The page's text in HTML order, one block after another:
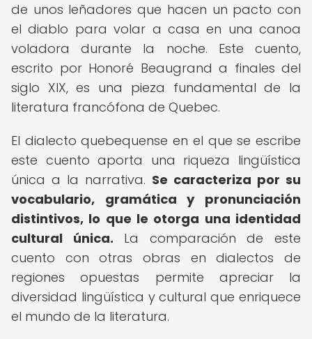
de unos leñadores que hacen un pacto con
el diablo para volar a casa en una canoa
voladora durante la noche. Este cuento,
escrito por Honoré Beaugrand a finales del
siglo XIX, es una pieza fundamental de la
literatura francófona de Quebec.
El dialecto quebequense en el que se escribe
este cuento aporta una riqueza lingüística
única a la narrativa. Se caracteriza por su
vocabulario, gramática y pronunciación
distintivos, lo que le otorga una identidad
cultural única. La comparación de este
cuento con otras obras en dialectos de
regiones opuestas permite apreciar la
diversidad lingüística y cultural que enriquece
el mundo de la literatura.